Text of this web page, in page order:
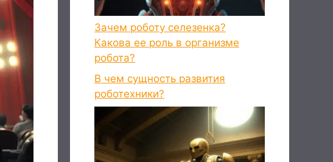
Зачем роботу селезенка?
Какова ее роль в организме
робота?
В чем сущность развития
роботехники?